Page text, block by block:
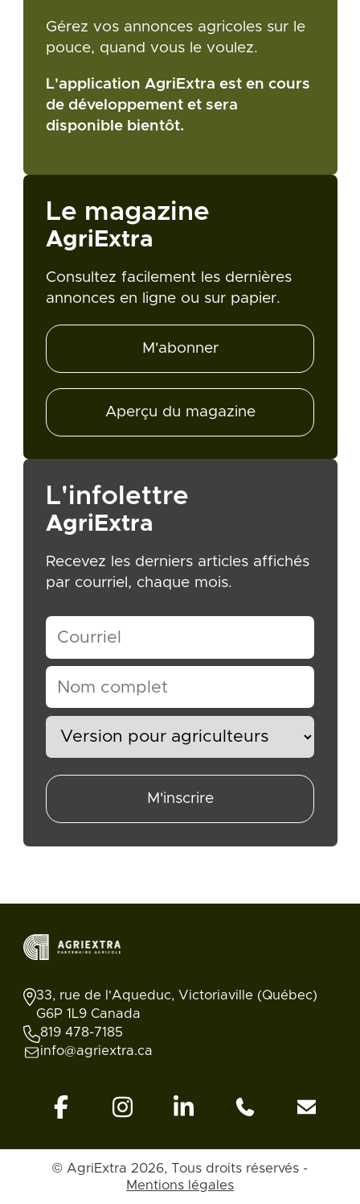
Gérez vos annonces agricoles sur le
pouce, quand vous le voulez.
L'application AgriExtra est en cours
de développement et sera
disponible bientôt.
Le magazine
AgriExtra
Consultez facilement les dernières
annonces en ligne ou sur papier.
M'abonner
Aperçu du magazine
L'infolettre
AgriExtra
Recevez les derniers articles affichés
par courriel, chaque mois.
M'inscrire
33, rue de l'Aqueduc, Victoriaville (Québec)
G6P 1L9 Canada
819 478-7185
info@agriextra.ca
© AgriExtra 2026, Tous droits réservés -
Mentions légales
Annonces Rechercher Blogue Compte
Retour en